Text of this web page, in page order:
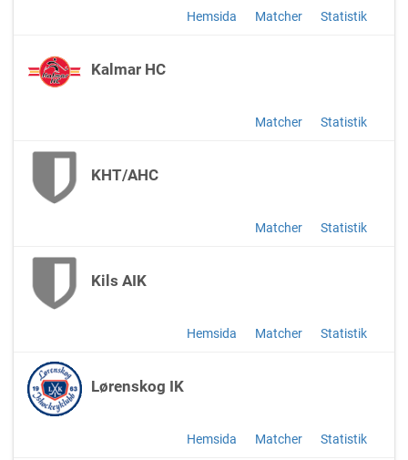
Hemsida Matcher Statistik
Kalmar HC
Matcher Statistik
KHT/AHC
Matcher Statistik
Kils AIK
Hemsida Matcher Statistik
Lørenskog IK
Hemsida Matcher Statistik